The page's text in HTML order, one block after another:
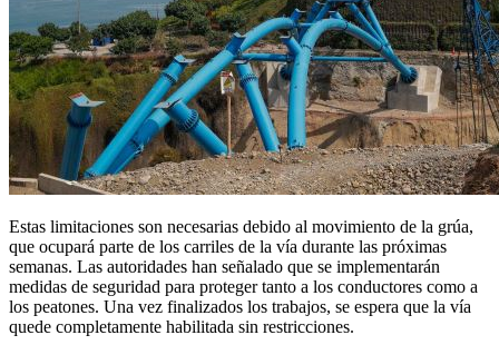
Estas limitaciones son necesarias debido al movimiento de la grúa,
que ocupará parte de los carriles de la vía durante las próximas
semanas. Las autoridades han señalado que se implementarán
medidas de seguridad para proteger tanto a los conductores como a
los peatones. Una vez finalizados los trabajos, se espera que la vía
quede completamente habilitada sin restricciones.